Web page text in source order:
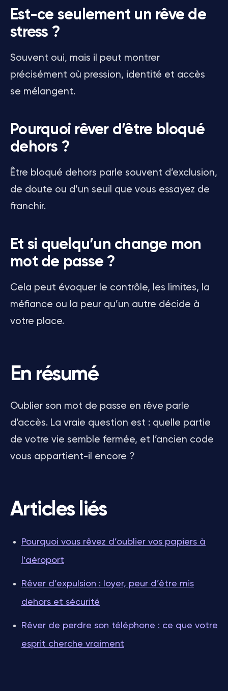
Est-ce seulement un rêve de
stress ?
Souvent oui, mais il peut montrer
précisément où pression, identité et accès
se mélangent.
Pourquoi rêver d’être bloqué
dehors ?
Être bloqué dehors parle souvent d’exclusion,
de doute ou d’un seuil que vous essayez de
franchir.
Et si quelqu’un change mon
mot de passe ?
Cela peut évoquer le contrôle, les limites, la
méfiance ou la peur qu’un autre décide à
votre place.
En résumé
Oublier son mot de passe en rêve parle
d’accès. La vraie question est : quelle partie
de votre vie semble fermée, et l’ancien code
vous appartient-il encore ?
Articles liés
Pourquoi vous rêvez d’oublier vos papiers à
l’aéroport
Rêver d’expulsion : loyer, peur d’être mis
dehors et sécurité
Rêver de perdre son téléphone : ce que votre
esprit cherche vraiment